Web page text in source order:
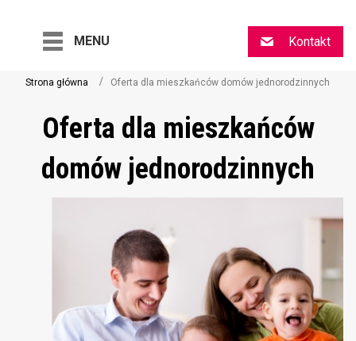
Kontakt
MENU
Strona główna Oferta dla mieszkańców domów jednorodzinnych
Oferta dla mieszkańców
domów jednorodzinnych